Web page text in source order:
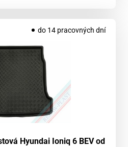
do 14 pracovných dní
Hyundai Ioniq 6 BEV od